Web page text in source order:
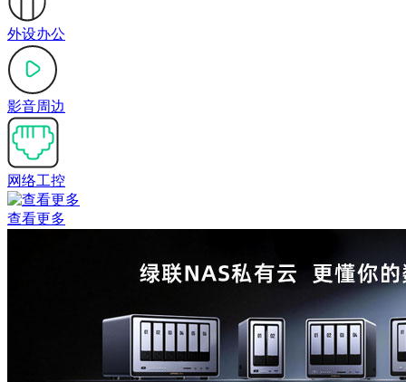
外设办公
影音周边
网络工控
查看更多